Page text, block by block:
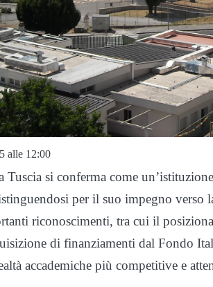
alle 12:00
Tuscia si conferma come
per il suo impegno verso
riconoscimenti, tra cui il
di finanziamenti dal Fondo
accademiche più competitive e